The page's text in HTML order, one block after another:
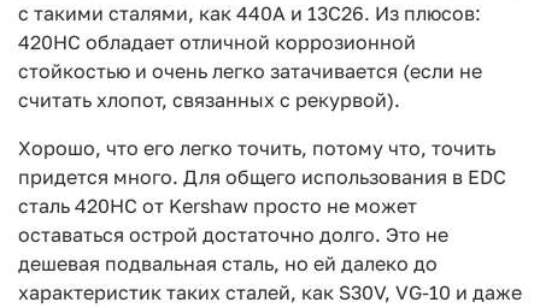
с такими сталями, как 440A и 13C26. Из плюсов:
420HC обладает отличной коррозионной
стойкостью и очень легко затачивается (если не
считать хлопот, связанных с рекурвой).
Хорошо, что его легко точить, потому что, точить
придется много. Для общего использования в EDC
сталь 420HC от Kershaw просто не может
оставаться острой достаточно долго. Это не
дешевая подвальная сталь, но ей далеко до
характеристик таких сталей, как S30V, VG-10 и даже